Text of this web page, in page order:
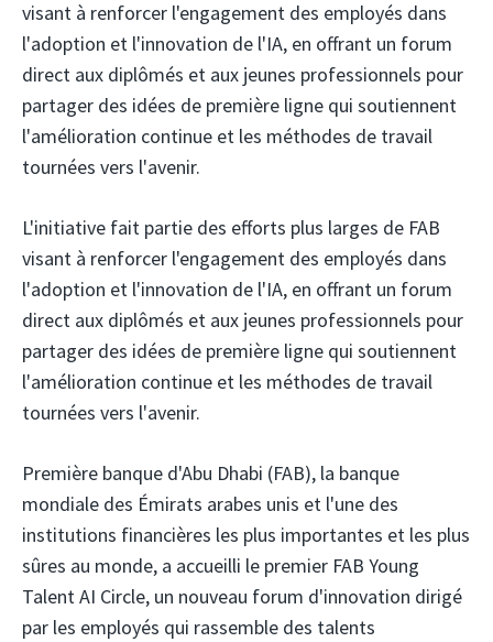
visant à renforcer l'engagement des employés dans
l'adoption et l'innovation de l'IA, en offrant un forum
direct aux diplômés et aux jeunes professionnels pour
partager des idées de première ligne qui soutiennent
l'amélioration continue et les méthodes de travail
tournées vers l'avenir.
L'initiative fait partie des efforts plus larges de FAB
visant à renforcer l'engagement des employés dans
l'adoption et l'innovation de l'IA, en offrant un forum
direct aux diplômés et aux jeunes professionnels pour
partager des idées de première ligne qui soutiennent
l'amélioration continue et les méthodes de travail
tournées vers l'avenir.
Première banque d'Abu Dhabi (FAB), la banque
mondiale des Émirats arabes unis et l'une des
institutions financières les plus importantes et les plus
sûres au monde, a accueilli le premier FAB Young
Talent AI Circle, un nouveau forum d'innovation dirigé
par les employés qui rassemble des talents